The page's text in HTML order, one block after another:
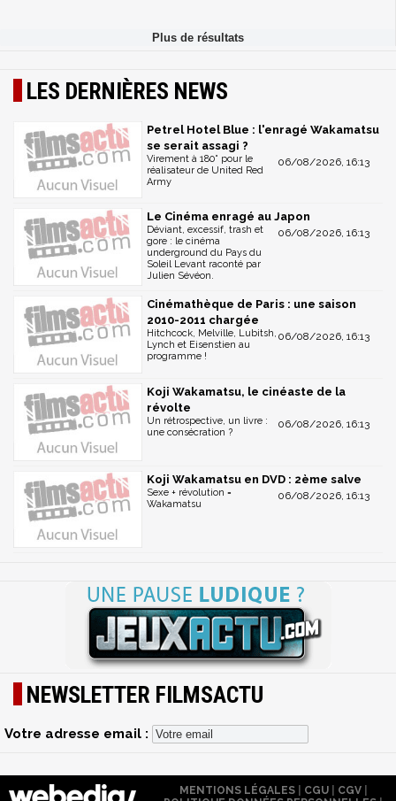
LES DERNIÈRES NEWS
Petrel Hotel Blue : l'enragé Wakamatsu
se serait assagi ?
06/08/2026, 16:13
Virement à 180° pour le
réalisateur de United Red
Army
Le Cinéma enragé au Japon
06/08/2026, 16:13
Déviant, excessif, trash et
gore : le cinéma
underground du Pays du
Soleil Levant raconté par
Julien Sévéon.
Cinémathèque de Paris : une saison
2010-2011 chargée
06/08/2026, 16:13
Hitchcock, Melville, Lubitsh,
Lynch et Eisenstien au
programme !
Koji Wakamatsu, le cinéaste de la
révolte
06/08/2026, 16:13
Un rétrospective, un livre :
une consécration ?
Koji Wakamatsu en DVD : 2ème salve
06/08/2026, 16:13
Sexe + révolution =
Wakamatsu
NEWSLETTER FILMSACTU
Votre adresse email :
MENTIONS LÉGALES| CGU| CGV|